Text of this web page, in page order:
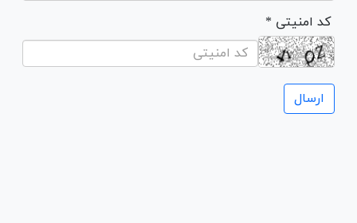
* کد امنیتی